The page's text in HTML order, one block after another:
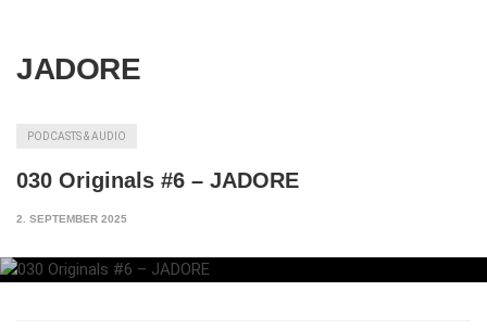
JADORE
PODCASTS & AUDIO
030 Originals #6 – JADORE
2. SEPTEMBER 2025